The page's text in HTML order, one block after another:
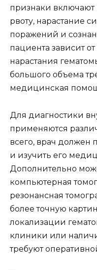
признаки включают
рвоту, нарастание
поражений и
пациента зависит
нарастания
большого объема
медицинская
Для диагностики
применяются
всего, врач должен
и изучить его
Дополнительно
компьютерная
резонансная
более точную
локализации
клиники или
требуют